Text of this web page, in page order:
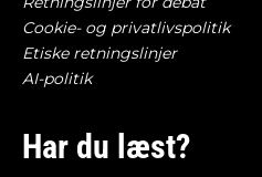
Cookie- og privatlivspolitik
Etiske retningslinjer
AI-politik
Har du læst?